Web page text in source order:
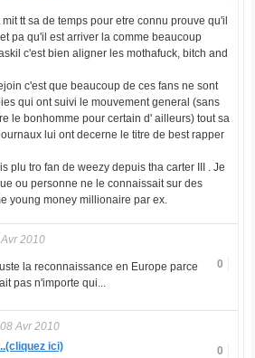
tt sa de temps pour etre connu prouve qu'il
pa qu'il est arriver la comme beaucoup
c'est bien aligner les mothafuck, bitch and
c'est que beaucoup de ces fans ne sont
qui ont suivi le mouvement general (sans
le bonhomme pour certain d' ailleurs) tout sa
lui ont decerne le titre de best rapper
plu tro fan de weezy depuis tha carter III . Je
ou personne ne le connaissait sur des
young money millionaire par ex.
2010
0
la reconnaissance en Europe parce
pas n'importe qui...
Avr 2010
0
ici)